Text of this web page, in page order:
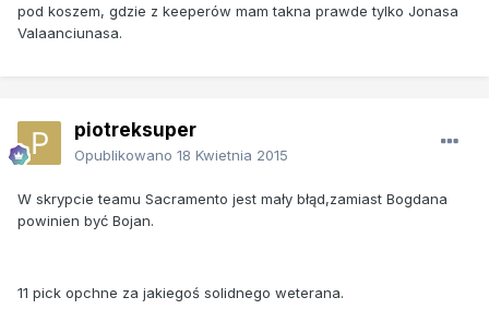
pod koszem, gdzie z keeperów mam takna prawde tylko Jonasa
Valaanciunasa.
piotreksuper
Opublikowano 18 Kwietnia 2015
W skrypcie teamu Sacramento jest mały błąd,zamiast Bogdana
powinien być Bojan.
11 pick opchne za jakiegoś solidnego weterana.